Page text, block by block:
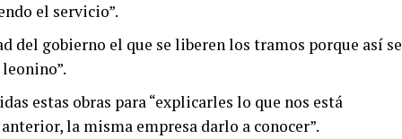
el servicio”.
del gobierno el que se liberen los tramos porque así se
estas obras para “explicarles lo que nos está
la misma empresa darlo a conocer”.